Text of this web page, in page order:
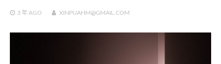
3 年AGO XINPUAHM@GMAIL.COM